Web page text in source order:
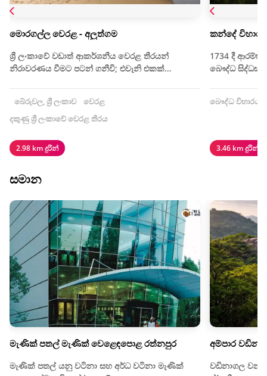
මොරගල්ල වෙරළ - අලුත්ගම
ශ්‍රී ලංකාවේ වඩාත් ආකර්ශනීය වෙරළ තීරයන්
නිරාවරණය වීමට පටන් ගනීවි; එවැනි එකක්…
බේරුවල, ශ්‍රී ලංකාව
වෙරළ
දකුණු ශ්‍රී ලංකාවේ වෙරළ තීරය
2.98 km දුරින්
කන්දේ
1734 දී ආරම්භ
බෞද්ධ
බෞද්ධ විහාරය
3.46 km දුරින්
සමාන
මැණික් පතල් මැණික් වෙළෙඳපොළ රත්නපුර
මැණික් පතල් යනු වටිනා සහ අර්ධ වටිනා මැණික්
අම්පාර
වඩිනාගල